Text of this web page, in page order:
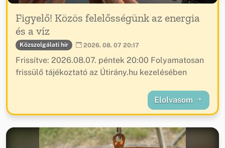
Figyelő! Közös felelősségünk az energia
és a víz
Közszolgálati hír 2026. 08. 07 20:17
Frissítve: 2026.08.07. péntek 20:00 Folyamatosan
frissülő tájékoztató az Útirány.hu kezelésében
Elolvasom